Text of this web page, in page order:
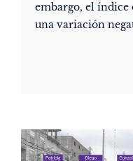
embargo, el
una variación